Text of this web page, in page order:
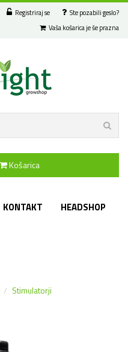
Registriraj se
Ste pozabili geslo?
Vaša košarica je še prazna
Košarica
KONTAKT
HEADSHOP
Stimulatorji